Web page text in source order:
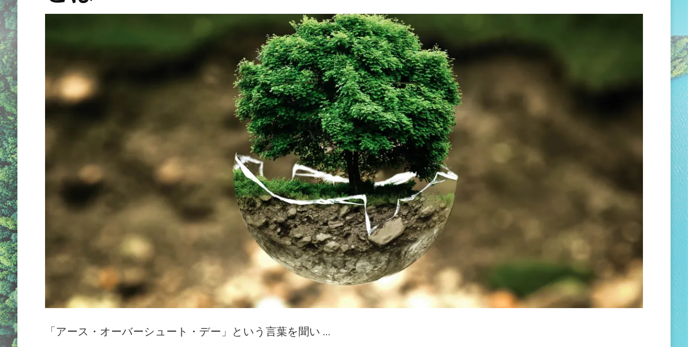
「アース・オーバーシュート・デー」という言葉を聞い …